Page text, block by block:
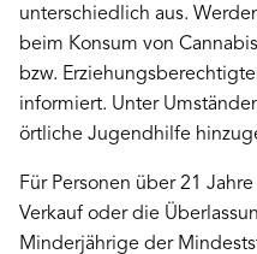
unterschiedlich aus.
beim Konsum von
bzw.
informiert. Unter
örtliche Jugendhilfe
Für Personen über 21
Verkauf oder die
Minderjährige der